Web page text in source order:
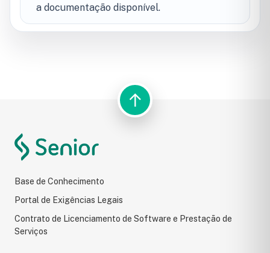
a documentação disponível.
Resultados da pesquisa↑
Base de Conhecimento
Portal de Exigências Legais
Contrato de Licenciamento de Software e Prestação de
Serviços